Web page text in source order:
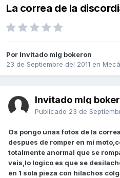
La correa de la
Por Invitado mlg bokeron
23 de Septiembre del 2011 en
Invitado mlg
Publicado 23 de
Os pongo unas fotos de la
despues de romper en mi
totalmente anormal que se
veis,lo logico es que se
en 1 sola pieza con hilachos